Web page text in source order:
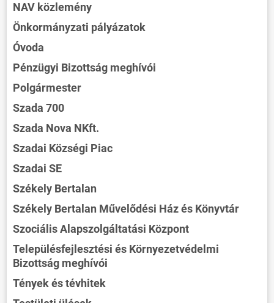
NAV közlemény
Önkormányzati pályázatok
Óvoda
Pénzügyi Bizottság meghívói
Polgármester
Szada 700
Szada Nova NKft.
Szadai Községi Piac
Szadai SE
Székely Bertalan
Székely Bertalan Művelődési Ház és Könyvtár
Szociális Alapszolgáltatási Központ
Településfejlesztési és Környezetvédelmi
Bizottság meghívói
Tények és tévhitek